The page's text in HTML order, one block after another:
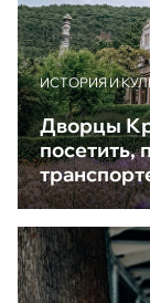
ИСТОРИЯ И
Дворцы
посетить,